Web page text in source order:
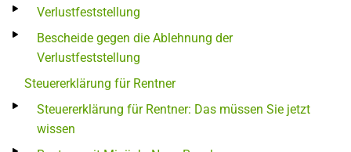
Verlustfeststellung
Bescheide gegen die Ablehnung der
Verlustfeststellung
Steuererklärung für Rentner
Steuererklärung für Rentner: Das müssen Sie jetzt
wissen